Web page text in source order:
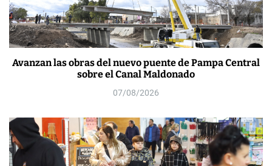
Avanzan las obras del nuevo puente de Pampa Central
sobre el Canal Maldonado
07/08/2026